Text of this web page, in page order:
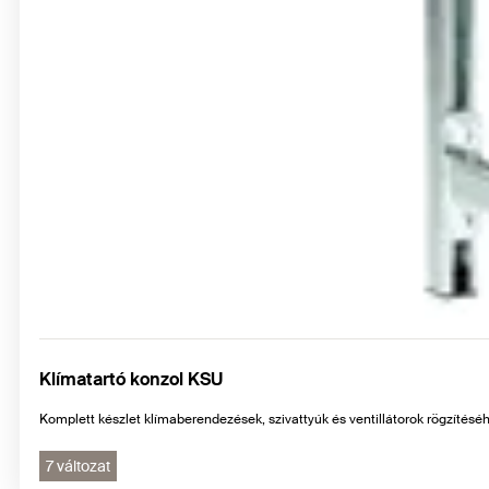
Klímatartó konzol KSU
Komplett készlet klímaberendezések, szivattyúk és ventillátorok
7 változat